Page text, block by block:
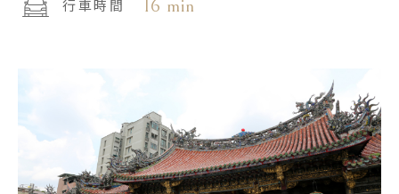
行車時間 16 min